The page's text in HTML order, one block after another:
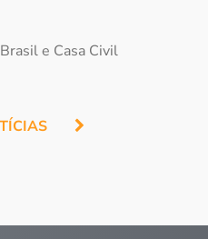
e Casa Civil